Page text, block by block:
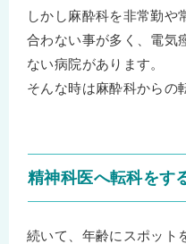
しかし麻酔科を非常勤や
合わない事が多く、電気
ない病院があります。
そんな時は麻酔科からの
精神科医へ転科をす
続いて、年齢にスポット